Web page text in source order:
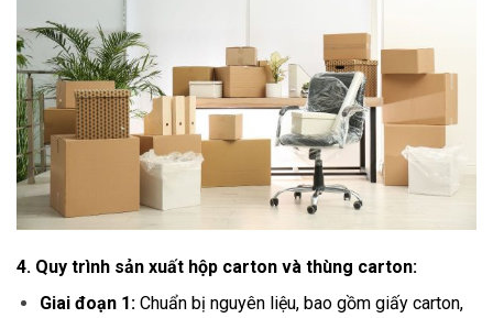
4. Quy trình sản xuất hộp carton và thùng carton:
Giai đoạn 1:Chuẩn bị nguyên liệu, bao gồm giấy carton,